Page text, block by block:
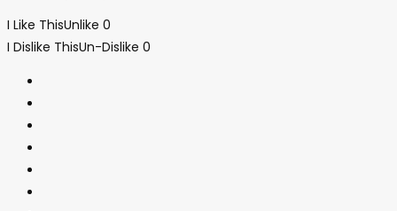
I Like ThisUnlike 0
I Dislike ThisUn-Dislike 0